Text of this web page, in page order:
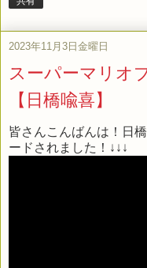
2023年11月3日金曜日
スーパーマリオ
【日橋喩喜】
皆さんこんばんは！日
ードされました！↓↓↓